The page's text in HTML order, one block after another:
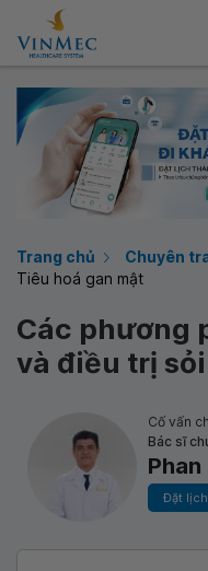
Trang chủ
Chuyên
Tiêu hoá gan mật
Các phương
và điều trị
Cố vấn
Bác sĩ
Phan
Đặt